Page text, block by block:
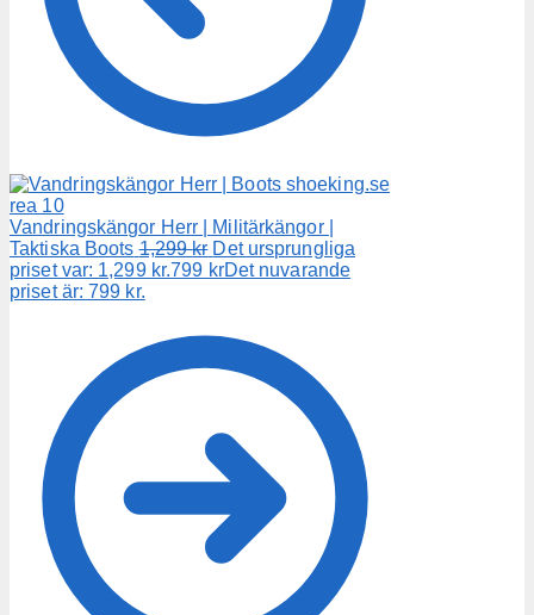
Vandringskängor Herr | Militärkängor |
Taktiska Boots 1,299kr Det ursprungliga
priset var: 1,299 kr.799 krDet nuvarande
priset är: 799 kr.